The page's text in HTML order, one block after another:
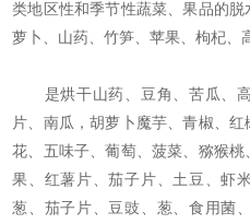
类地区性和季节性蔬菜、果品的
萝卜、山药、竹笋、苹果、枸杞、
是烘干山药、豆角、苦瓜、高
片、南瓜，胡萝卜魔芋、青椒、
花、五味子、葡萄、菠菜、猕猴
果、红薯片、茄子片、土豆、虾
葱、茄子片、豆豉、葱、食用菌